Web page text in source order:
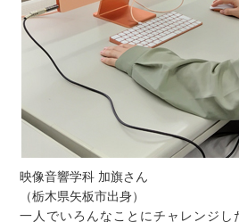
映像音響学科 加旗さん
（栃木県矢板市出身）
一人でいろんなことにチャレンジし